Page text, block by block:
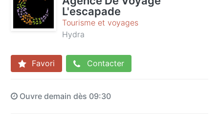
L'escapade
Tourisme et voyages
Hydra
Favori Contacter
Ouvre demain dès 09:30